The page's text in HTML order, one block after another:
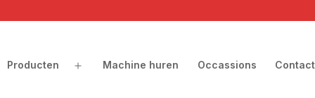
Producten
Open
Machine huren Occassions Contact